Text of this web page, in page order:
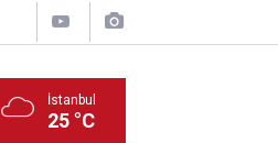
İstanbul
25 °C